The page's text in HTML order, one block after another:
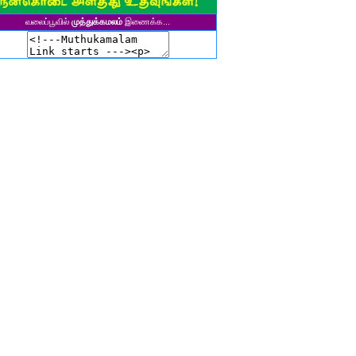
தி. கல்பனாதேவி
தனசேகரன்
ஹரிஹரன்
வலைப்பூவில் முத்துக்கமலம் இணைக்க...